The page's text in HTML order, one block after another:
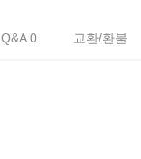
Q&A 0 교환/환불